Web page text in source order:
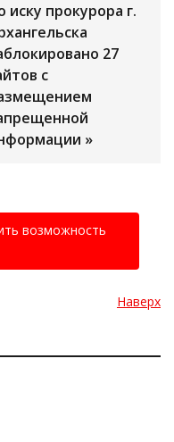
иску прокурора г.
27
с
»
возможность
Наверх